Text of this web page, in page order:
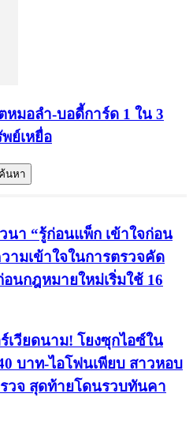
หมอลำ-บอดี้การ์ด 1 ใน 3
ย์เหยื่อ
นา “รู้ก่อนแพ็ก เข้าใจก่อน
ามเข้าใจในการตรวจคัด
นกฎหมายใหม่เริ่มใช้ 16
เวียดนาม! โยงซุกไอซ์ใน
บาท-ไอโฟนเพียบ สาวหอบ
วจ สุดท้ายโดนรวบทันคา